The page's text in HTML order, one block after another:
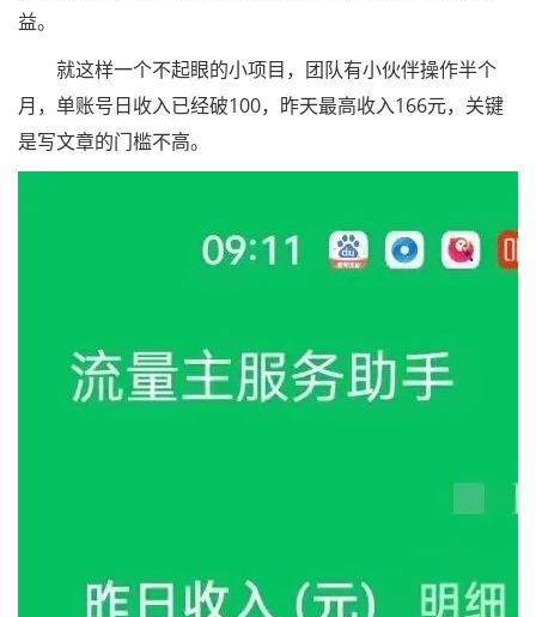
益。
就这样一个不起眼的小项目，团队有小伙伴操作半个
月，单账号日收入已经破100，昨天最高收入166元，关键
是写文章的门槛不高。